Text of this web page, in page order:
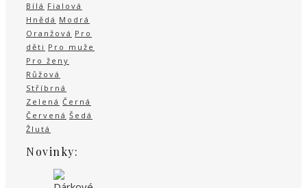
Bílá Fialová
Hnědá Modrá
Oranžová Pro
děti Pro muže
Pro ženy
Růžová
Stříbrná
Zelená Černá
Červená Šedá
Žlutá
Novinky: